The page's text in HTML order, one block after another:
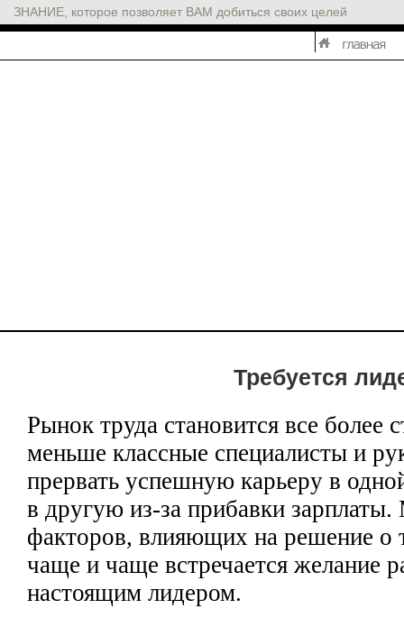
ЗНАНИЕ, которое позволяет ВАМ добиться своих целей
Требуется
Рынок труда становится все более
меньше классные специалисты и
прервать успешную карьеру в
в другую из-за прибавки
факторов, влияющих на решение о
чаще и чаще встречается желание
настоящим лидером.